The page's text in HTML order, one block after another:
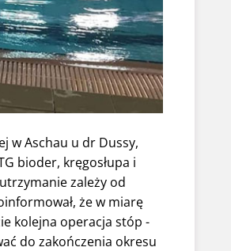
w Aschau u dr Dussy,
bioder, kręgosłupa i
zależy od
że w miarę
kolejna operacja stóp -
do zakończenia okresu